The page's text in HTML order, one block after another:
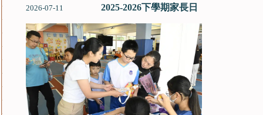
2026-07-11 2025-2026下學期家長日